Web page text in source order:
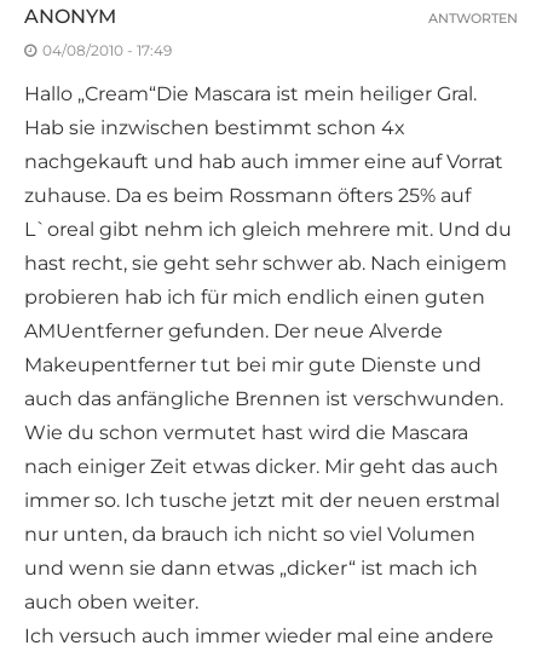
ANONYM
04/08/2010 - 17:49
Hallo „Cream“Die Mascara ist mein heiliger Gral.
Hab sie inzwischen bestimmt schon 4x
nachgekauft und hab auch immer eine auf Vorrat
zuhause. Da es beim Rossmann öfters 25% auf
L`oreal gibt nehm ich gleich mehrere mit. Und du
hast recht, sie geht sehr schwer ab. Nach einigem
probieren hab ich für mich endlich einen guten
AMUentferner gefunden. Der neue Alverde
Makeupentferner tut bei mir gute Dienste und
auch das anfängliche Brennen ist verschwunden.
Wie du schon vermutet hast wird die Mascara
nach einiger Zeit etwas dicker. Mir geht das auch
immer so. Ich tusche jetzt mit der neuen erstmal
nur unten, da brauch ich nicht so viel Volumen
und wenn sie dann etwas „dicker“ ist mach ich
auch oben weiter.
Ich versuch auch immer wieder mal eine andere
ANTWORTEN